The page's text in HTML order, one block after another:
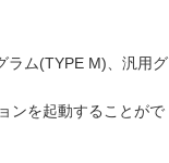
ラム(TYPE M)、汎用グ
ンを起動することがで